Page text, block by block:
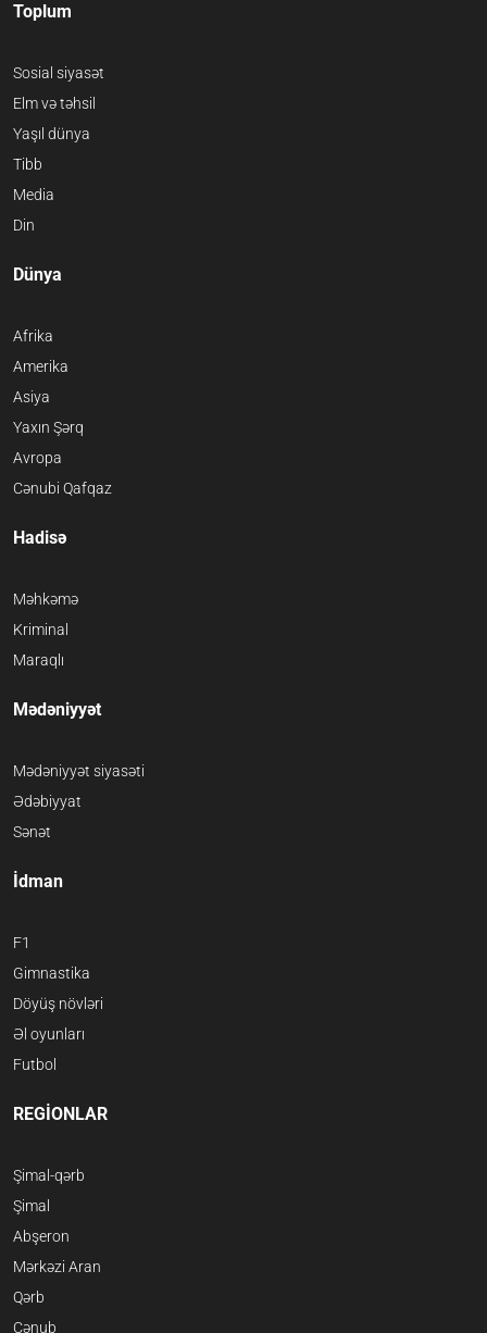
Toplum
Sosial siyasət
Elm və təhsil
Yaşıl dünya
Tibb
Media
Din
Dünya
Afrika
Amerika
Asiya
Yaxın Şərq
Avropa
Cənubi Qafqaz
Hadisə
Məhkəmə
Kriminal
Maraqlı
Mədəniyyət
Mədəniyyət siyasəti
Ədəbiyyat
Sənət
İdman
F1
Gimnastika
Döyüş növləri
Əl oyunları
Futbol
REGİONLAR
Şimal-qərb
Şimal
Abşeron
Mərkəzi Aran
Qərb
Cənub